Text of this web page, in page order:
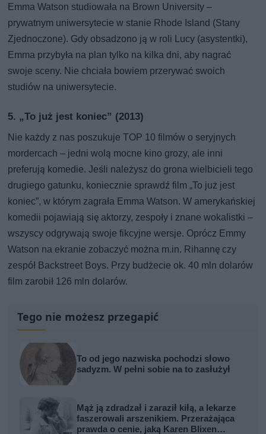
Emma Watson studiowała na Brown University –
prywatnym uniwersytecie w stanie Rhode Island (Stany
Zjednoczone). Gdy obsadzono ją w roli Lucy (asystentki),
Emma przybyła na plan tylko na kilka dni, aby nagrać
swoje sceny. Nie chciała bowiem przerywać swoich
studiów na uniwersytecie.
5. „To już jest koniec” (2013)
Nie każdy z nas poszukuje TOP 10 filmów o seryjnych
mordercach – jedni wolą mocne kino grozy, ale inni
preferują komedie. Jeśli należysz do grona wielbicieli tego
drugiego gatunku, koniecznie sprawdź film „To już jest
koniec”, w którym zagrała Emma Watson. W amerykańskiej
komedii pojawiają się aktorzy, zespoły i znane wokalistki –
wszyscy odgrywają swoje fikcyjne wersje. Oprócz Emmy
Watson na ekranie zobaczyć można m.in. Rihannę czy
zespół Backstreet Boys. Przy budżecie ok. 40 mln dolarów
film zarobił 126 mln dolarów.
Tego nie możesz przegapić
To od jego nazwiska pochodzi słowo
sadyzm. W pełni sobie na to zasłużył
Mąż ją zdradzał i zaraził kiłą, a lekarze
faszerowali arszenikiem. Przerażająca
prawda o cenie, jaką Karen Blixen